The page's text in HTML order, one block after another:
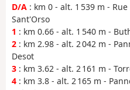
D/A : km 0 - alt. 1 539 m -
Sant'Orso
1 : km 0.66 - alt. 1 540 m -
2 : km 2.98 - alt. 2 042 m -
Desot
3 : km 3.62 - alt. 2 161 m -
4 : km 3.8 - alt. 2 165 m -